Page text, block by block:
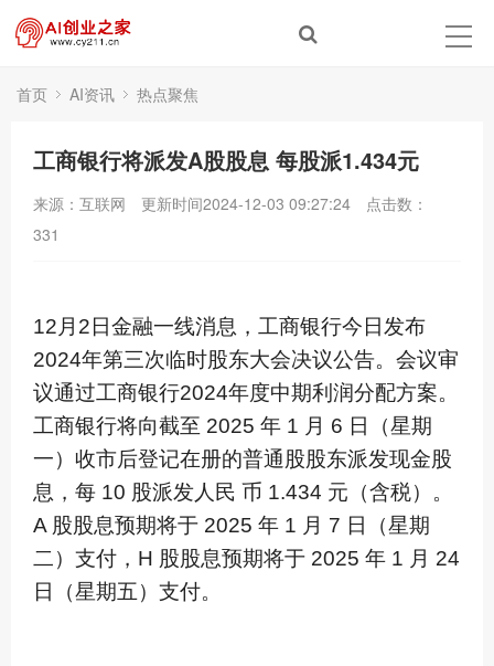
首页 AI资讯 热点聚焦
工商银行将派发A股股息 每股派1.434元
来源：互联网 更新时间2024-12-03 09:27:24
点击数：
331
12月2日金融一线消息，工商银行今日发布
2024年第三次临时股东大会决议公告。会议审
议通过工商银行2024年度中期利润分配方案。
工商银行将向截至 2025 年 1 月 6 日（星期
一）收市后登记在册的普通股股东派发现金股
息，每 10 股派发人民 币 1.434 元（含税）。
A 股股息预期将于 2025 年 1 月 7 日（星期
二）支付，H 股股息预期将于 2025 年 1 月 24
日（星期五）支付。